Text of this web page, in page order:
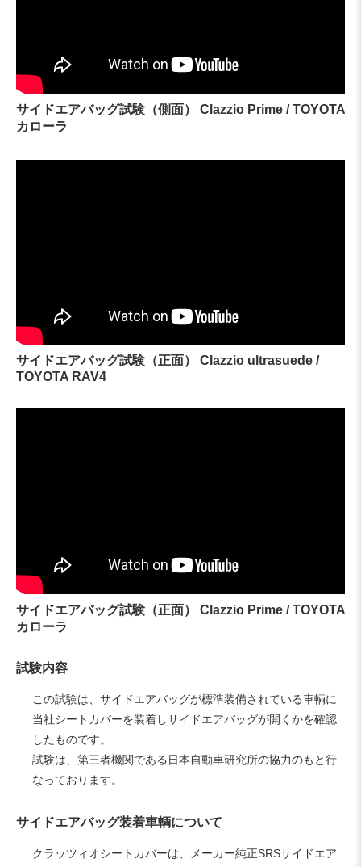
サイドエアバッグ試験（側面） Clazzio Prime / TOYOTA
カローラ
サイドエアバッグ試験（正面） Clazzio ultrasuede /
TOYOTA RAV4
サイドエアバッグ試験（正面） Clazzio Prime / TOYOTA
カローラ
試験内容
この試験は、サイドエアバッグが標準装備されている車輌に
当社シートカバーを装着しサイドエアバッグが開くかを確認
したものです。
試験は、第三者機関である日本自動車研究所の協力のもと行
なっております。
サイドエアバッグ装着車輌について
クラッツィオシートカバーは、メーカー純正SRSサイドエア